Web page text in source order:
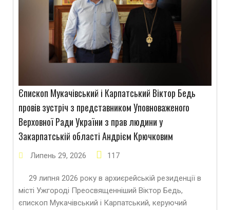
Єпископ Мукачівський і Карпатський Віктор Бедь
провів зустріч з представником Уповноваженого
Верховної Ради України з прав людини у
Закарпатській області Андрієм Крючковим
Липень 29, 2026 117
29 липня 2026 року в архиєрейській резиденції в
місті Ужгороді Преосвященніший Віктор Бедь,
єпископ Мукачівський і Карпатський, керуючий